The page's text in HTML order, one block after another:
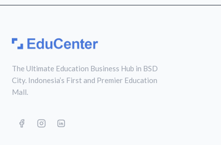
The Ultimate Education Business Hub in BSD
City. Indonesia’s First and Premier Education
Mall.